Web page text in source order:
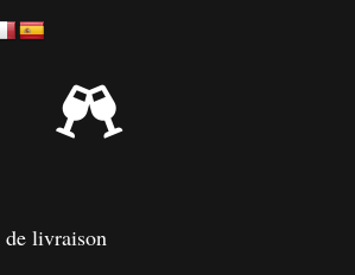

de livraison